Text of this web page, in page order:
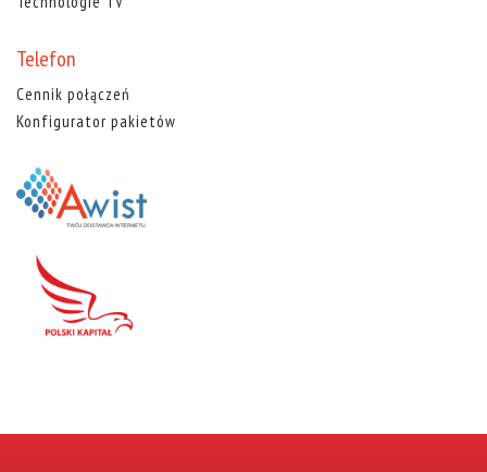
Telefon
Cennik połączeń
Konfigurator pakietów